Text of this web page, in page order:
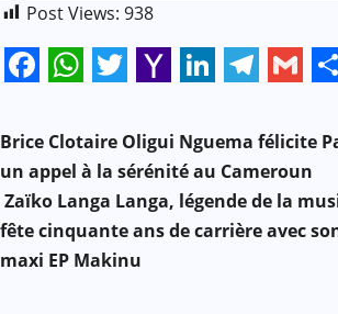
Post Views: 938
Mail
N
a
v
i
Brice Clotaire Oligui Nguema félicite
un appel à la sérénité au Cameroun
Zaïko Langa Langa, légende de la
fête cinquante ans de carrière avec
maxi EP Makinu